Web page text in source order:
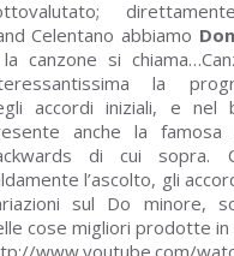
Celentano abbiamo
canzone si
la
accordi iniziali, e nel
anche la famosa
di cui sopra.
l’ascolto, gli
sul Do minore,
cose migliori prodotte in
www.youtube.com/